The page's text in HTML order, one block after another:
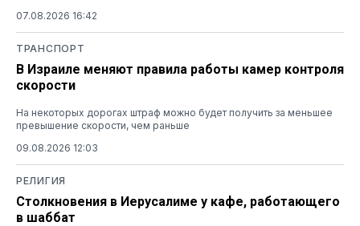
07.08.2026 16:42
ТРАНСПОРТ
В Израиле меняют правила работы камер контроля
скорости
На некоторых дорогах штраф можно будет получить за меньшее
превышение скорости, чем раньше
09.08.2026 12:03
РЕЛИГИЯ
Столкновения в Иерусалиме у кафе, работающего
в шаббат